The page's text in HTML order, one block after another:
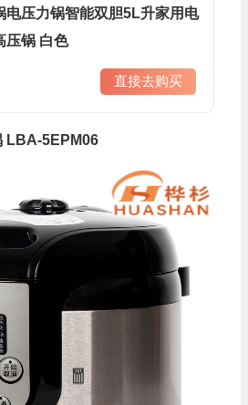
电压力锅智能双胆5L升家用电
压锅 白色
直接去购买
LBA-5EPM06